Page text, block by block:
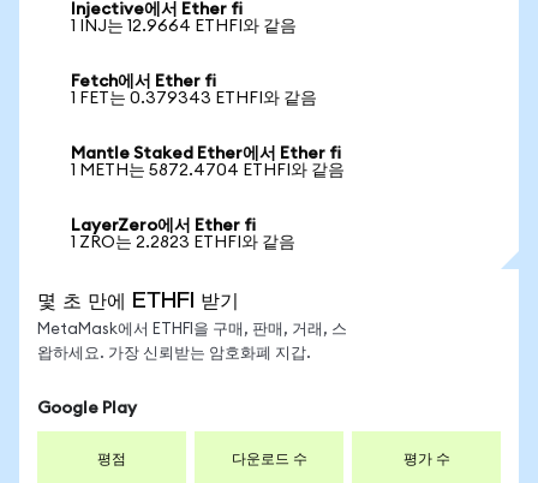
Injective에서 Ether fi
1 INJ는 12.9664 ETHFI와 같음
Fetch에서 Ether fi
1 FET는 0.379343 ETHFI와 같음
Mantle Staked Ether에서 Ether fi
1 METH는 5872.4704 ETHFI와 같음
LayerZero에서 Ether fi
1 ZRO는 2.2823 ETHFI와 같음
몇 초 만에 ETHFI 받기
MetaMask에서 ETHFI을 구매, 판매, 거래, 스
왑하세요. 가장 신뢰받는 암호화폐 지갑.
Google Play
평점 다운로드 수 평가 수